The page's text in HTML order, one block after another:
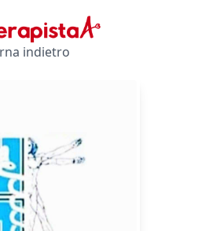
indietro